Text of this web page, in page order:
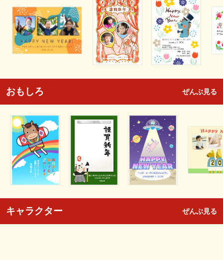
おもしろ ぜんぶ見る
キャラクター ぜんぶ見る